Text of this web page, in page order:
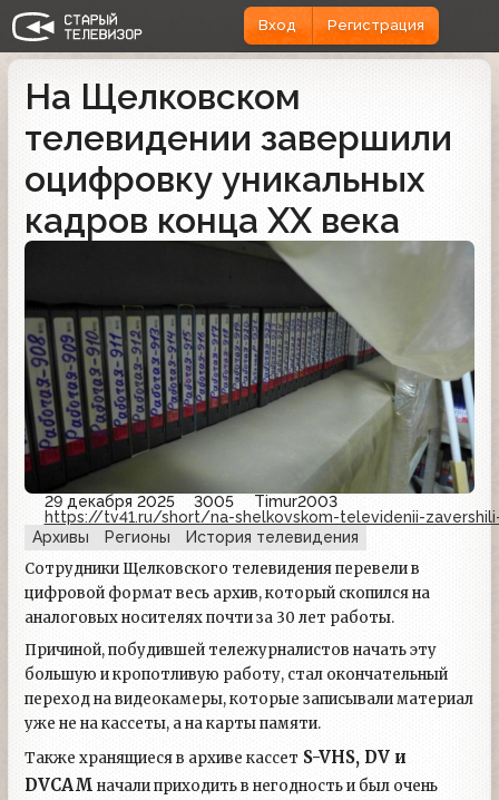
Вход Регистрация
На Щелковском
телевидении завершили
оцифровку уникальных
кадров конца ХХ века
29 декабря 2025 3005
Timur2003
https://tv41.ru/short/na-shelkovskom-televidenii-
Архивы
Регионы История телевидения
Сотрудники Щелковского телевидения перевели в
цифровой формат весь архив, который скопился на
аналоговых носителях почти за 30 лет работы.
Причиной, побудившей тележурналистов начать эту
большую и кропотливую работу, стал окончательный
переход на видеокамеры, которые записывали материал
уже не на кассеты, а на карты памяти.
Также хранящиеся в архиве кассет S-VHS, DV и
DVCAM начали приходить в негодность и был очень